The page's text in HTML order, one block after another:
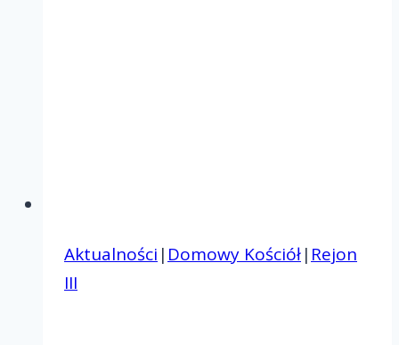
Aktualności | Domowy Kościół| Rejon
III